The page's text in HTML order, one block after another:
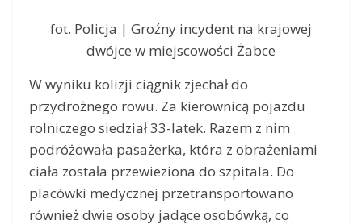
fot. Policja | Groźny incydent na krajowej
dwójce w miejscowości Żabce
W wyniku kolizji ciągnik zjechał do
przydrożnego rowu. Za kierownicą pojazdu
rolniczego siedział 33-latek. Razem z nim
podróżowała pasażerka, która z obrażeniami
ciała została przewieziona do szpitala. Do
placówki medycznej przetransportowano
również dwie osoby jadące osobówką, co